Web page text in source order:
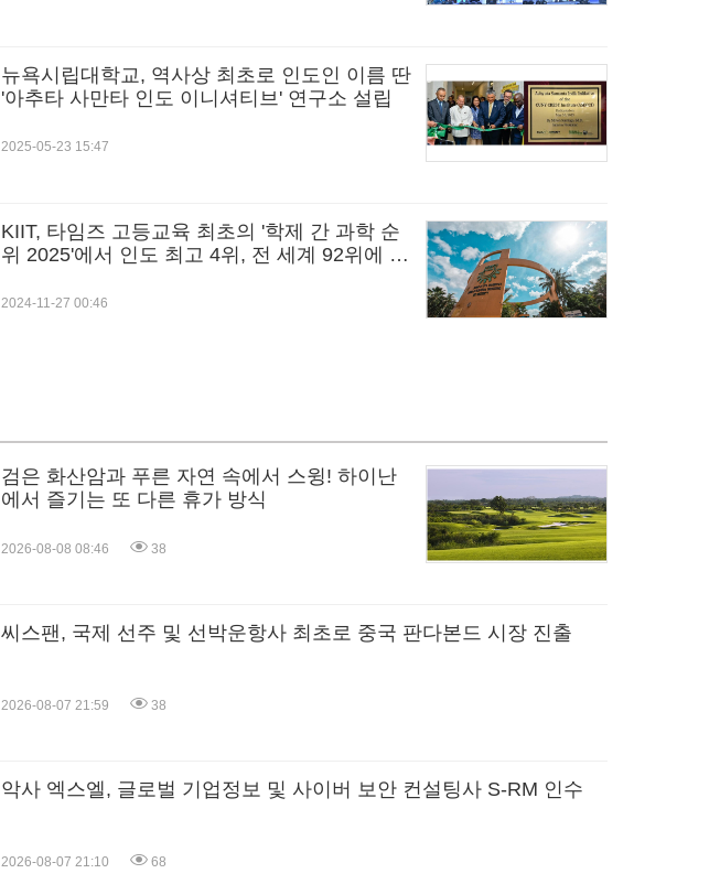
뉴욕시립대학교, 역사상 최초로 인도인 이름 딴
'아추타 사만타 인도 이니셔티브' 연구소 설립
2025-05-23 15:47
KIIT, 타임즈 고등교육 최초의 '학제 간 과학 순
위 2025'에서 인도 최고 4위, 전 세계 92위에 올
2024-11-27 00:46
검은 화산암과 푸른 자연 속에서 스윙! 하이난
에서 즐기는 또 다른 휴가 방식
2026-08-08 08:46 38
씨스팬, 국제 선주 및 선박운항사 최초로 중국 판다본드 시장 진출
2026-08-07 21:59 38
악사 엑스엘, 글로벌 기업정보 및 사이버 보안 컨설팅사 S-RM 인수
2026-08-07 21:10 68